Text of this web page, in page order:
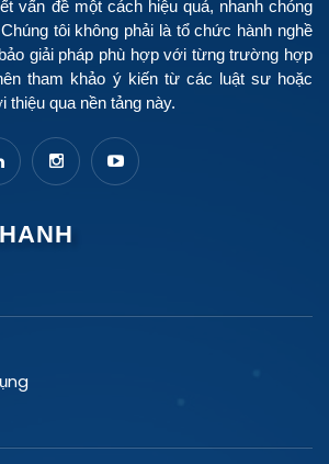
vấn đề một cách hiệu quả, nhanh chóng
tôi không phải là tổ chức hành nghề
giải pháp phù hợp với từng trường hợp
tham khảo ý kiến từ các luật sư hoặc
qua nền tảng này.